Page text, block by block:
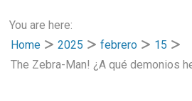
You are here:
Home
2025 febrero
15
The Zebra-Man! ¿A qué demonios